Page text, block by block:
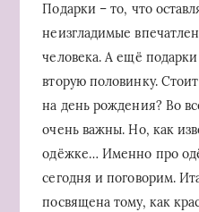
Подарки – то, что
неизгладимые
человека. А ещё
вторую половинку.
на день рождения? Во
очень важны. Но, как
одёжке… Именно про
сегодня и поговорим.
посвящена тому, как